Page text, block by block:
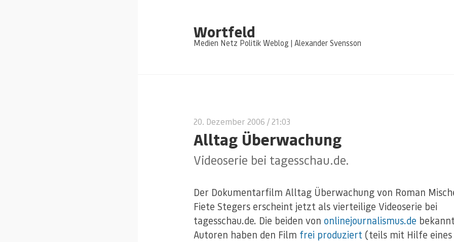
Wortfeld
Medien Netz Politik Weblog | Alexander Svensson
20. Dezember 2006 / 21:03
Alltag Überwachung
Videoserie bei tagesschau.de.
Der Dokumentarfilm Alltag Überwachung von Roman
Fiete Stegers erscheint jetzt als vierteilige Videoserie bei
tagesschau.de. Die beiden von onlinejournalismus.de
Autoren haben den Film frei produziert (teils mit Hilfe eines